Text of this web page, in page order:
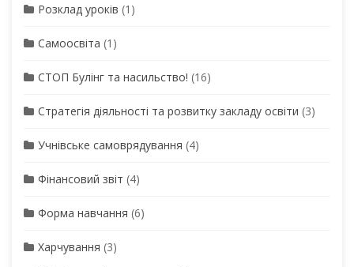
Розклад уроків (1)
Самоосвіта (1)
СТОП Булінг та насильство! (16)
Стратегія діяльності та розвитку закладу освіти (3)
Учнівське самоврядування (4)
Фінансовий звіт (4)
Форма навчання (6)
Харчування (3)